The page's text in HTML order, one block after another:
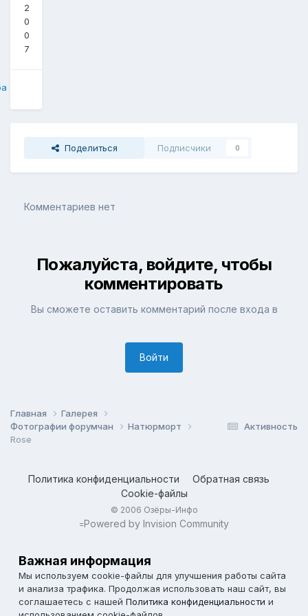
2
0
0
7
Поделиться Подписчики 0
Комментариев нет
Пожалуйста, войдите, чтобы
комментировать
Вы сможете оставить комментарий после входа в
Войти
Активность
Главная
Галерея
Фотографии форумчан
Натюрморт
Rose
Политика конфиденциальности
Обратная связь
Cookie-файлы
© 2006 Озёры-Инфо
=Powered by Invision Community
Важная информация
Мы используем cookie-файлы для улучшения работы сайта
и анализа трафика. Продолжая использовать наш сайт, вы
соглашаетесь с нашей Политика конфиденциальности и